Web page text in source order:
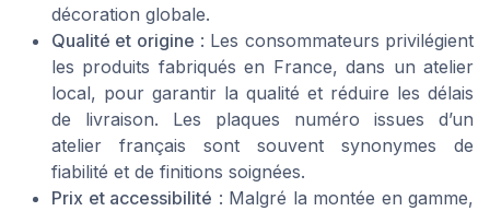
décoration globale.
Qualité et origine : Les consommateurs privilégient
les produits fabriqués en France, dans un atelier
local, pour garantir la qualité et réduire les délais
de livraison. Les plaques numéro issues d’un
atelier français sont souvent synonymes de
fiabilité et de finitions soignées.
Prix et accessibilité : Malgré la montée en gamme,